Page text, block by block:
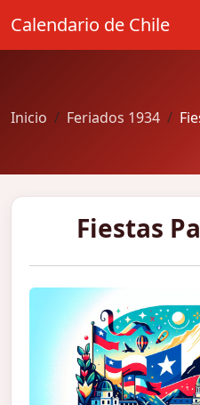
Calendario de Chile
Inicio Feriados 1934
Fiestas